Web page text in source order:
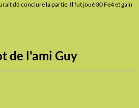
dû conclure la partie. Il fut joué 30 Fe4 et gain
de l'ami Guy